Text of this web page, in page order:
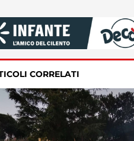
CORRELATI